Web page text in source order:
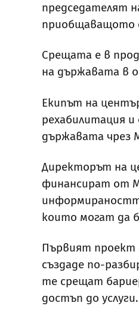
председателят
приобщаващото
Срещата е в
на държавата в
Екипът на
рехабилитация
държавата чрез
Директорът на
финансират от
които могат да
Първият проект
създаде по-
те срещат
достъп до услуги.